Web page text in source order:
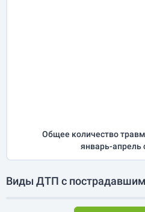
Общее количество
январь-апрель
Виды ДТП с